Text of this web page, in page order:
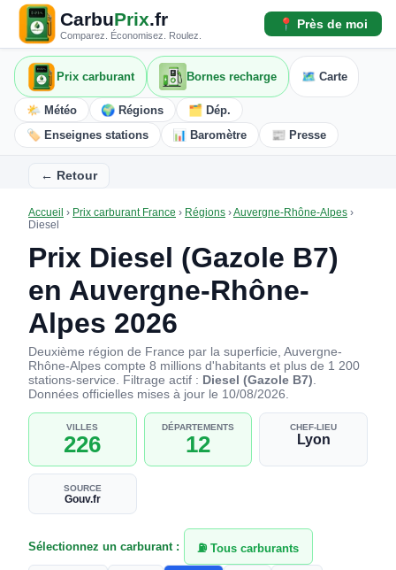
CarbuPrix.fr
Comparez. Économisez. Roulez.
📍 Près de moi
Prix carburant Bornes recharge 🗺️ Carte
🌤️ Météo 🌍 Régions
🗂️ Dép.
🏷️ Enseignes stations
📊 Baromètre 📰 Presse
← Retour
Accueil › Prix carburant France › Régions ›Auvergne-Rhône-Alpes ›
Diesel
Prix Diesel (Gazole B7)
en Auvergne-Rhône-
Alpes 2026
Deuxième région de France par la superficie, Auvergne-
Rhône-Alpes compte 8 millions d'habitants et plus de 1 200
stations-service. Filtrage actif : Diesel (Gazole B7).
Données officielles mises à jour le 10/08/2026.
VILLES
226
DÉPARTEMENTS
12
CHEF-LIEU
Lyon
SOURCE
Gouv.fr
Sélectionnez un carburant : ⛽ Tous carburants